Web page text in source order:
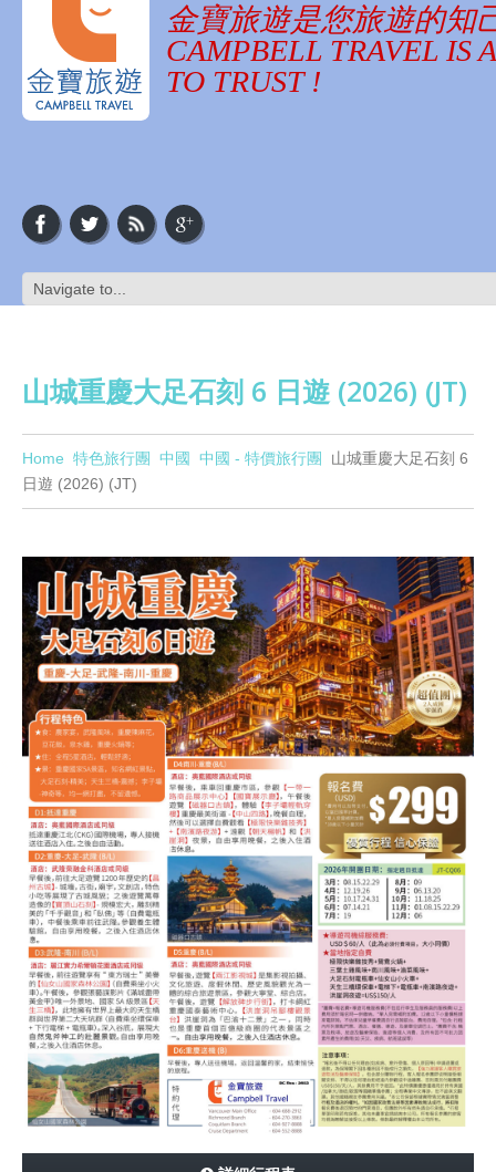
金寶旅遊是您旅遊的知
CAMPBELL TRAVEL IS
TO TRUST !
山城重慶大足石刻 6 日遊 (2026) (JT)
Home 特色旅行團 中國 中國 - 特價旅行團
山城重慶大足石刻 6
日遊 (2026) (JT)